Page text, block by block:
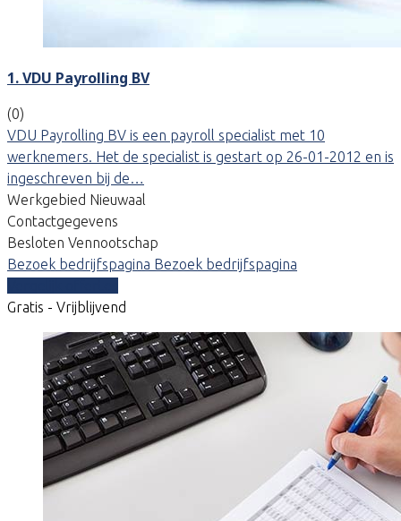
1. VDU Payrolling BV
(0)
VDU Payrolling BV is een payroll specialist met 10
werknemers. Het de specialist is gestart op 26-01-2012 en is
ingeschreven bij de…
Werkgebied Nieuwaal
Contactgegevens
Besloten Vennootschap
Bezoek bedrijfspagina Bezoek bedrijfspagina
Gratis - Vrijblijvend